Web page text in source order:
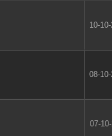
10-
08-
07-